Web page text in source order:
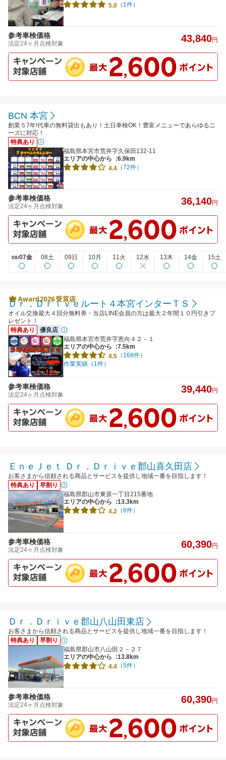
5.0 （1件）
参考車検価格
法定24ヶ月点検対象 43,840円
BCN 本宮
創業５7年!代車の無料貸出もあり！土日車検OK！豊富メニューであらゆるニ
ーズに対応！
特典あり
福島県本宮市荒井字久保田132-11
エリアの中心から
:6.9km
4.4 （72件）
参考車検価格
法定24ヶ月点検対象 36,140円
08/07金 08土 09日 10月 11火 12水 13木 14金 15土
Ｄｒ．Ｄｒｉｖｅルート４本宮インターＴＳ
オイル交換最大４回分無料券・当店LINE会員の方は最大２年間１０円引きプ
レゼント！
特典あり
優良店
福島県本宮市荒井字恵向４２－１
エリアの中心から
:7.5km
4.5 （168件）
作業実績（1件）
参考車検価格
法定24ヶ月点検対象 39,440円
ＥｎｅＪｅｔ Ｄｒ．Ｄｒｉｖｅ郡山喜久田店
お客さまから信頼される商品とサービスを提供し地域一番を目指します！
特典あり
早割り
福島県郡山市東原一丁目215番地
エリアの中心から
:13.3km
4.2 （6件）
参考車検価格
法定24ヶ月点検対象 60,390円
Ｄｒ．Ｄｒｉｖｅ郡山八山田東店
お客さまから信頼される商品とサービスを提供し地域一番を目指します！
特典あり
早割り
福島県郡山市八山田２－２７
エリアの中心から
:13.8km
4.4 （5件）
参考車検価格
法定24ヶ月点検対象 60,390円